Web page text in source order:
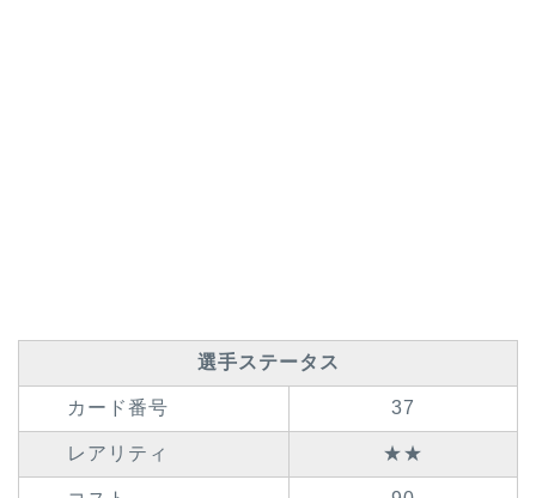
選手ステータス
カード番号 37
レアリティ ★★